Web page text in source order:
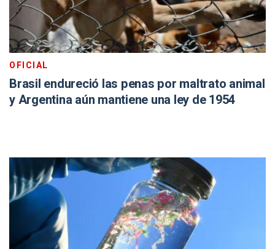
OFICIAL
Brasil endureció las penas por maltrato animal
y Argentina aún mantiene una ley de 1954